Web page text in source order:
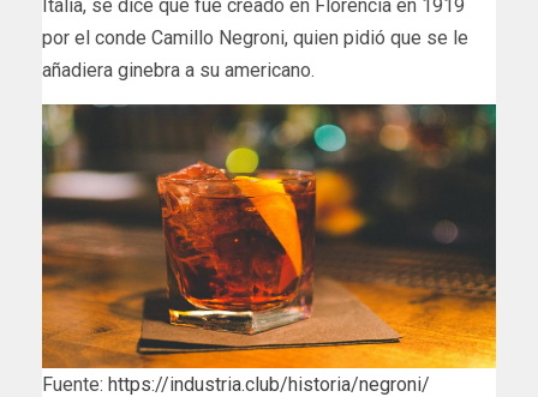
Italia, se dice que fue creado en Florencia en 1919
por el conde Camillo Negroni, quien pidió que se le
añadiera ginebra a su americano.
Fuente: https://industria.club/historia/negroni/